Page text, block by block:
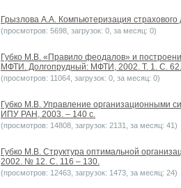
Грызлова А.А. Компьютеризация
(просмотров: 5698, загрузок: 0, за месяц: 0)
Губко М.В. «Правило феодалов» и
МФТИ. Долгопрудный: МФТИ, 2002. Т. 1. С. 62.
(просмотров: 11064, загрузок: 0, за месяц: 0)
Губко М.В. Управление организационными
ИПУ РАН, 2003. – 140 с.
(просмотров: 14808, загрузок: 2131, за месяц: 41)
Губко М.В. Структура оптимальной
2002. № 12. С. 116 – 130.
(просмотров: 12463, загрузок: 1473, за месяц: 24)